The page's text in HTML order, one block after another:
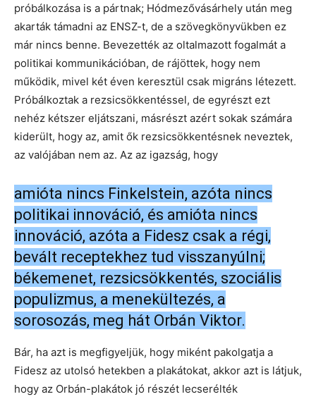
próbálkozása is a pártnak; Hódmezővásárhely után meg
akarták támadni az ENSZ-t, de a szövegkönyvükben ez
már nincs benne. Bevezették az oltalmazott fogalmát a
politikai kommunikációban, de rájöttek, hogy nem
működik, mivel két éven keresztül csak migráns létezett.
Próbálkoztak a rezsicsökkentéssel, de egyrészt ezt
nehéz kétszer eljátszani, másrészt azért sokak számára
kiderült, hogy az, amit ők rezsicsökkentésnek neveztek,
az valójában nem az. Az az igazság, hogy
amióta nincs Finkelstein, azóta nincs
politikai innováció, és amióta nincs
innováció, azóta a Fidesz csak a régi,
bevált receptekhez tud visszanyúlni;
békemenet, rezsicsökkentés, szociális
populizmus, a menekültezés, a
sorosozás, meg hát Orbán Viktor.
Bár, ha azt is megfigyeljük, hogy miként pakolgatja a
Fidesz az utolsó hetekben a plakátokat, akkor azt is látjuk,
hogy az Orbán-plakátok jó részét lecserélték